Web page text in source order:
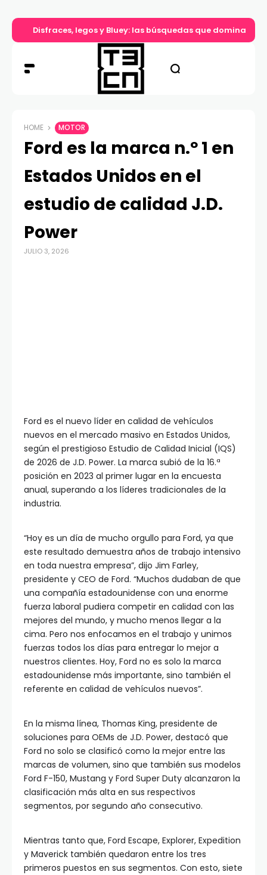
Disfraces, legos y Bluey: las búsquedas que dominan el
HOME MOTOR
Ford es la marca n.º 1 en
Estados Unidos en el
estudio de calidad J.D.
Power
JULIO 3, 2026
Ford es el nuevo líder en calidad de vehículos
nuevos en el mercado masivo en Estados Unidos,
según el prestigioso Estudio de Calidad Inicial (IQS)
de 2026 de J.D. Power. La marca subió de la 16.ª
posición en 2023 al primer lugar en la encuesta
anual, superando a los líderes tradicionales de la
industria.
“Hoy es un día de mucho orgullo para Ford, ya que
este resultado demuestra años de trabajo intensivo
en toda nuestra empresa”, dijo Jim Farley,
presidente y CEO de Ford. “Muchos dudaban de que
una compañía estadounidense con una enorme
fuerza laboral pudiera competir en calidad con las
mejores del mundo, y mucho menos llegar a la
cima. Pero nos enfocamos en el trabajo y unimos
fuerzas todos los días para entregar lo mejor a
nuestros clientes. Hoy, Ford no es solo la marca
estadounidense más importante, sino también el
referente en calidad de vehículos nuevos”.
En la misma línea, Thomas King, presidente de
soluciones para OEMs de J.D. Power, destacó que
Ford no solo se clasificó como la mejor entre las
marcas de volumen, sino que también sus modelos
Ford F-150, Mustang y Ford Super Duty alcanzaron la
clasificación más alta en sus respectivos
segmentos, por segundo año consecutivo.
Mientras tanto que, Ford Escape, Explorer, Expedition
y Maverick también quedaron entre los tres
primeros puestos en sus segmentos. Con esto, siete